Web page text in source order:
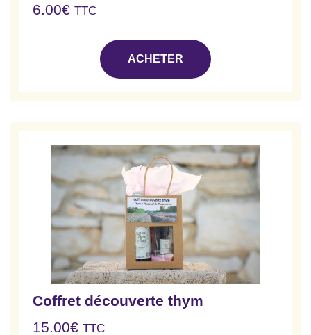
6.00€ TTC
ACHETER
Coffret découverte thym
15.00€ TTC